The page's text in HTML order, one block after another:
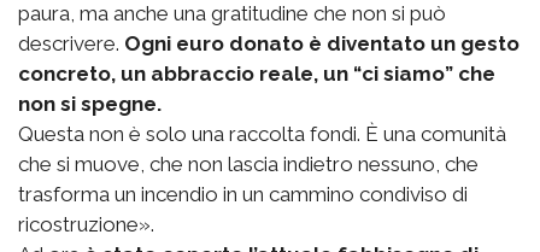
paura, ma anche una gratitudine che non si può
descrivere. Ogni euro donato è diventato un gesto
concreto, un abbraccio reale, un “ci siamo” che
non si spegne.
Questa non è solo una raccolta fondi. È una comunità
che si muove, che non lascia indietro nessuno, che
trasforma un incendio in un cammino condiviso di
ricostruzione».